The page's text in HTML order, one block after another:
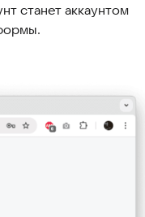
станет аккаунтом